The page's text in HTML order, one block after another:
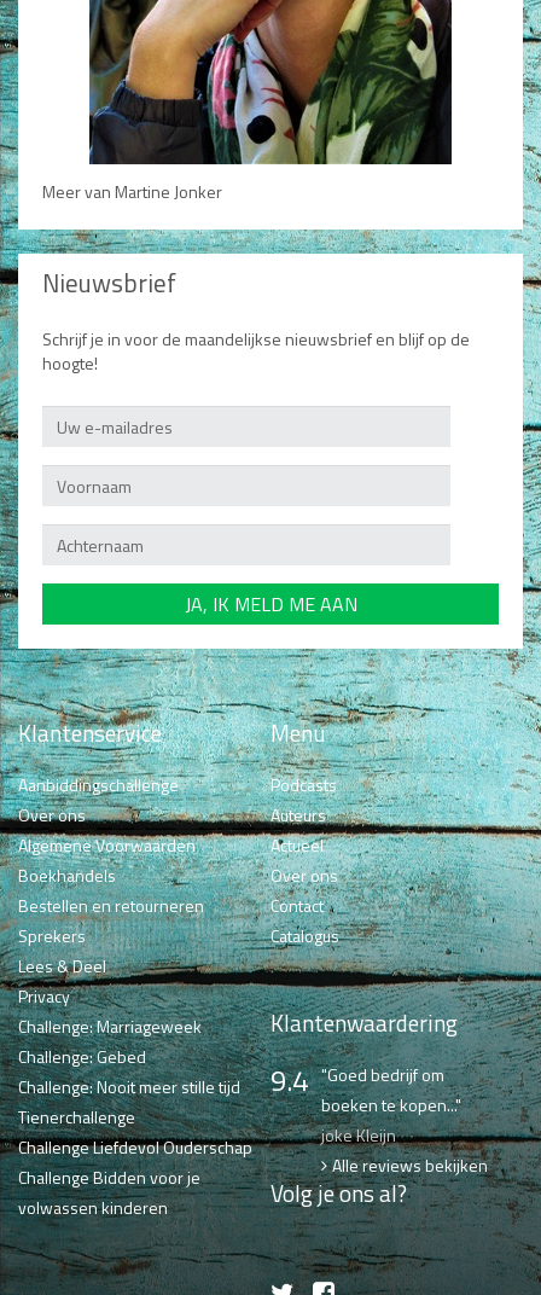
Meer van Martine Jonker
Nieuwsbrief
Schrijf je in voor de maandelijkse nieuwsbrief en blijf op de
hoogte!
Klantenservice
Aanbiddingschallenge
Over ons
Algemene Voorwaarden
Boekhandels
Bestellen en retourneren
Sprekers
Lees & Deel
Privacy
Challenge: Marriageweek
Challenge: Gebed
Challenge: Nooit meer stille tijd
Tienerchallenge
Challenge Liefdevol Ouderschap
Challenge Bidden voor je
volwassen kinderen
Menu
Podcasts
Auteurs
Actueel
Over ons
Contact
Catalogus
Klantenwaardering
9.4 "Goed bedrijf om
boeken te kopen..."
joke Kleijn
Alle reviews bekijken
Volg je ons al?